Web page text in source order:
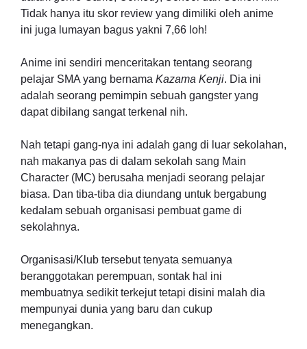
Tidak hanya itu skor review yang dimiliki oleh anime
ini juga lumayan bagus yakni 7,66 loh!
Anime ini sendiri menceritakan tentang seorang
pelajar SMA yang bernama Kazama Kenji. Dia ini
adalah seorang pemimpin sebuah gangster yang
dapat dibilang sangat terkenal nih.
Nah tetapi gang-nya ini adalah gang di luar sekolahan,
nah makanya pas di dalam sekolah sang Main
Character (MC) berusaha menjadi seorang pelajar
biasa. Dan tiba-tiba dia diundang untuk bergabung
kedalam sebuah organisasi pembuat game di
sekolahnya.
Organisasi/Klub tersebut tenyata semuanya
beranggotakan perempuan, sontak hal ini
membuatnya sedikit terkejut tetapi disini malah dia
mempunyai dunia yang baru dan cukup
menegangkan.